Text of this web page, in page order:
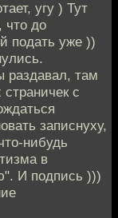
угу ) Тут
что до
подать уже ))
раздавал, там
с
записнуху,
нибудь
в
И подпись )))